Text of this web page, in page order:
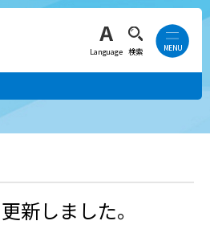
Language 検索
新しました。